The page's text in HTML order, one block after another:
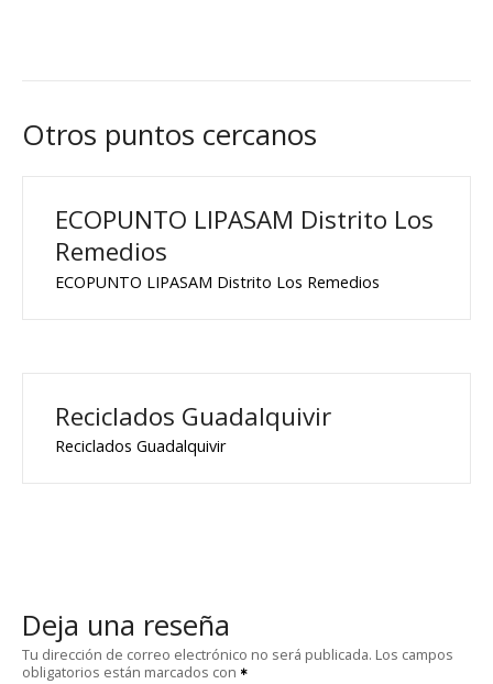
Otros puntos cercanos
ECOPUNTO LIPASAM Distrito Los
Remedios
ECOPUNTO LIPASAM Distrito Los Remedios
Reciclados Guadalquivir
Reciclados Guadalquivir
Deja una reseña
Tu dirección de correo electrónico no será publicada. Los campos
obligatorios están marcados con